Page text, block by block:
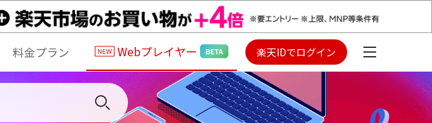
料金プラン Webプレイヤー 楽天IDでログイン